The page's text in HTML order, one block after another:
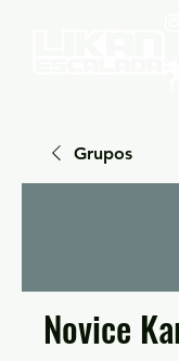
Grupos
Novice